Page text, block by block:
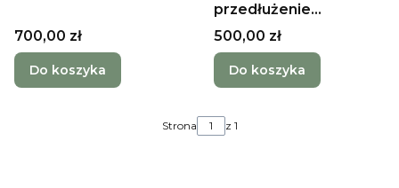
Cena
700,00 zł
Do koszyka
przedłużenie
subskrypcji na kolejny
rok
Cena
500,00 zł
Do koszyka
Strona z 1